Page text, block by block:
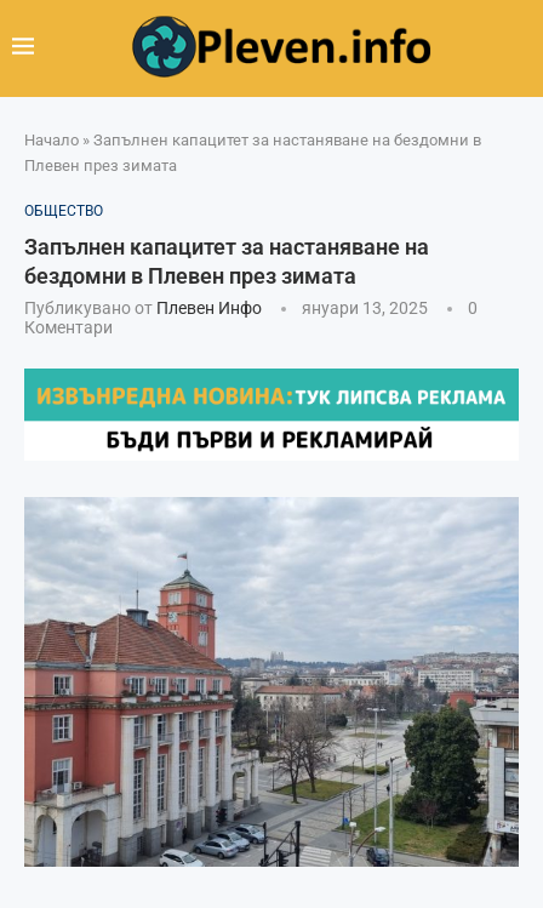
Начало » Запълнен капацитет за настаняване на бездомни в
Плевен през зимата
ОБЩЕСТВО
Запълнен капацитет за настаняване на
бездомни в Плевен през зимата
Публикувано от Плевен Инфо януари 13, 2025
0
Коментари